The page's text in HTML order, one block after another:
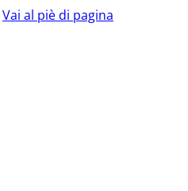
Vai al piè di pagina